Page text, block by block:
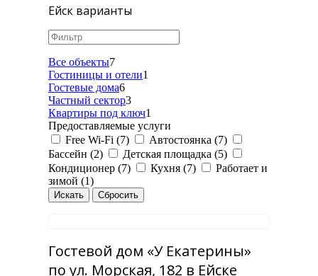
Ейск варианты
Все объекты7
Гостиницы и отели1
Гостевые дома6
Частный сектор3
Квартиры под ключ1
Предоставляемые услуги
Free Wi-Fi (7)
Автостоянка (7)
Бассейн (2)
Детская площадка (5)
Кондиционер (7)
Кухня (7)
Работает и
зимой (1)
Гостевой дом «У Екатерины»
по ул. Морская, 182 в Ейске